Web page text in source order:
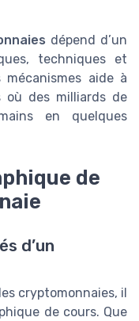
dépend d’un
techniques et
mécanismes aide à
où des milliards de
en quelques
de
d’un
cryptomonnaies, il
de cours. Que